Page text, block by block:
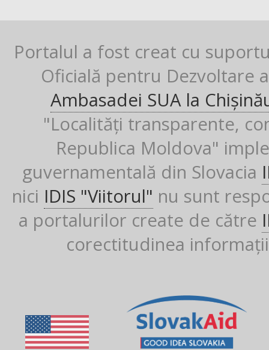
Portalul a fost creat cu
Oficială pentru Dezvoltare
Ambasadei SUA la
"Localități transparente,
Republica Moldova"
guvernamentală din Slovacia
nici IDIS "Viitorul" nu sunt
a portalurilor create de către
corectitudinea